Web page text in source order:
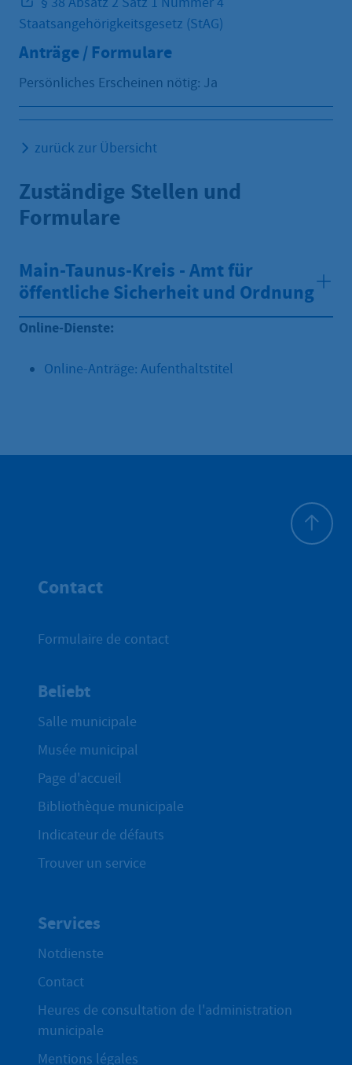
Staatsangehörigkeitsgesetz (StAG)
Anträge / Formulare
Persönliches Erscheinen nötig: Ja
zurück zur Übersicht
Zuständige Stellen und
Formulare
Main-Taunus-Kreis - Amt für
öffentliche Sicherheit und Ordnung
Online-Dienste:
Online-Anträge: Aufenthaltstitel
Contact
Formulaire de contact
Beliebt
Salle municipale
Musée municipal
Page d'accueil
Bibliothèque municipale
Indicateur de défauts
Trouver un service
Services
Notdienste
Contact
Heures de consultation de l'administration
municipale
Mentions légales